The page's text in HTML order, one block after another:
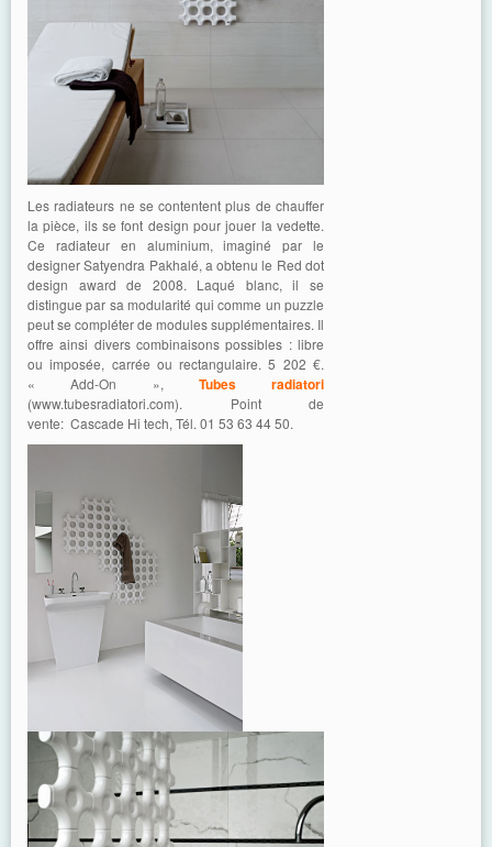
Les radiateurs ne se contentent plus de chauffer
la pièce, ils se font design pour jouer la vedette.
Ce radiateur en aluminium, imaginé par le
designer Satyendra Pakhalé, a obtenu le Red dot
design award de 2008. Laqué blanc, il se
distingue par sa modularité qui comme un puzzle
peut se compléter de modules supplémentaires. Il
offre ainsi divers combinaisons possibles : libre
ou imposée, carrée ou rectangulaire. 5 202 €.
« Add-On », Tubes radiatori
(www.tubesradiatori.com). Point de
vente: Cascade Hi tech, Tél. 01 53 63 44 50.